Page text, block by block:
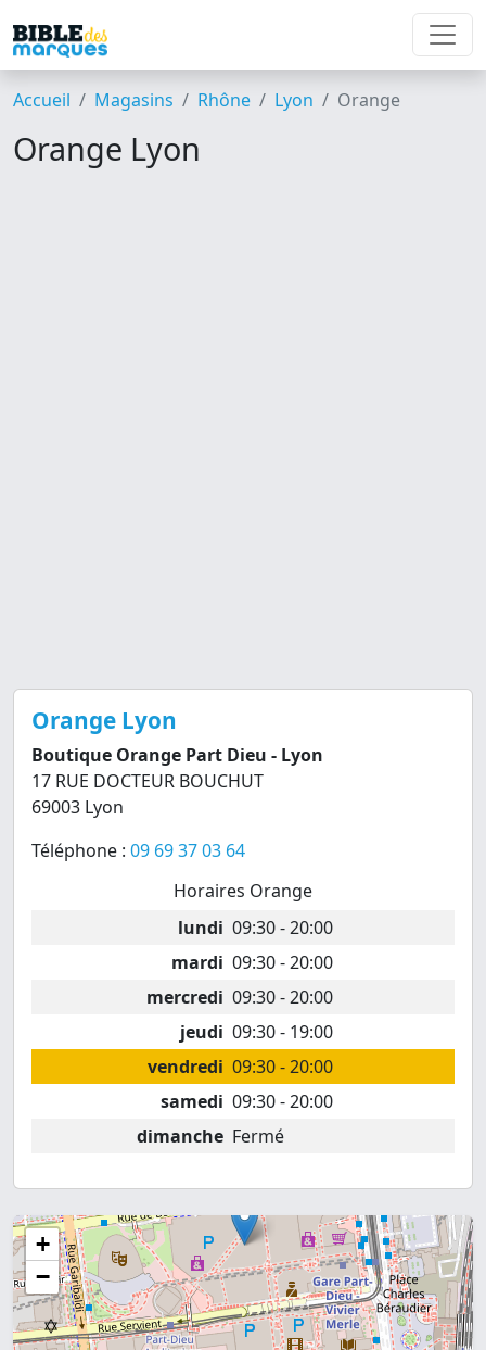
Accueil Magasins Rhône Lyon Orange
Orange Lyon
Orange Lyon
Boutique Orange Part Dieu - Lyon
17 RUE DOCTEUR BOUCHUT
69003 Lyon
Téléphone : 09 69 37 03 64
Horaires Orange
lundi 09:30 - 20:00
mardi 09:30 - 20:00
mercredi 09:30 - 20:00
jeudi 09:30 - 19:00
vendredi 09:30 - 20:00
samedi 09:30 - 20:00
dimanche Fermé
+
−